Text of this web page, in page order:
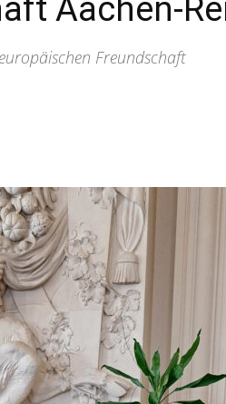
Aachen-
Freundschaft